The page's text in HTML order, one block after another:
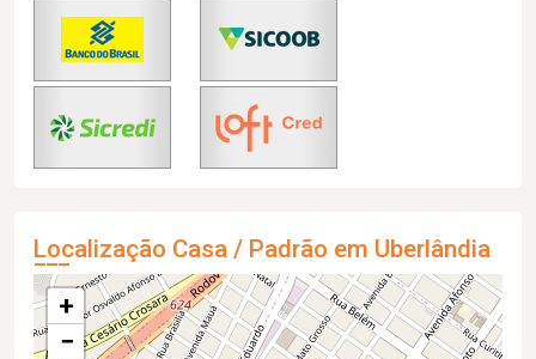
Localização Casa / Padrão em Uberlândia
+
−